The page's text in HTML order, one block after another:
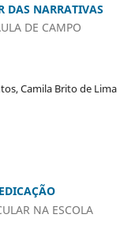
DAS NARRATIVAS
DE CAMPO
Camila Brito de Lima
NA ESCOLA